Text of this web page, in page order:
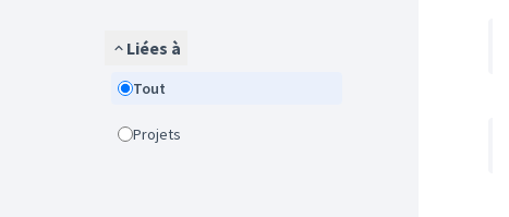
Liées à
Tout
Projets